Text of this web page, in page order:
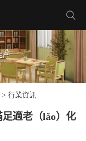
> 行業資訊
適老（lǎo）化